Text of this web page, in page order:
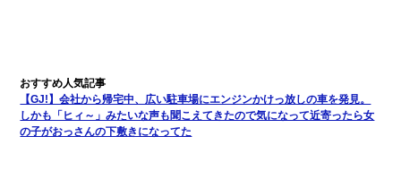
【GJ!】会社から帰宅中、広い駐車場にエンジンかけっ放しの車を発見。
しかも「ヒィ～」みたいな声も聞こえてきたので気になって近寄ったら女
の子がおっさんの下敷きになってた